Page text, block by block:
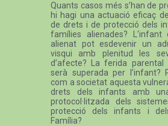
Quants casos més s’han de
hi hagi una actuació eficaç
de drets i de protecció dels
famílies alienades? L’infant
alienat pot esdevenir un
visqui amb plenitud les
d’afecte? La ferida parental
serà superada per l’infant?
com a societat aquesta
drets dels infants amb
protocol·litzada dels
protecció dels infants i
Família?